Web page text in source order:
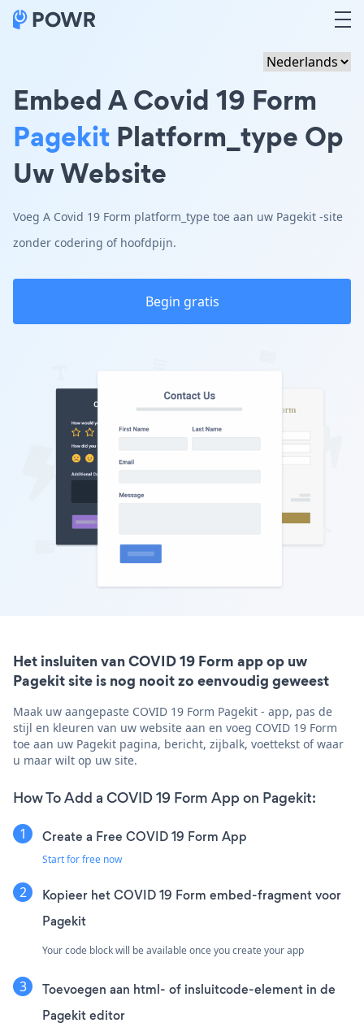
Embed A Covid 19 Form
Pagekit Platform_type Op
Uw Website
Voeg A Covid 19 Form platform_type toe aan uw Pagekit -site
zonder codering of hoofdpijn.
Begin gratis
Het insluiten van COVID 19 Form app op uw
Pagekit site is nog nooit zo eenvoudig geweest
Maak uw aangepaste COVID 19 Form Pagekit - app, pas de
stijl en kleuren van uw website aan en voeg COVID 19 Form
toe aan uw Pagekit pagina, bericht, zijbalk, voettekst of waar
u maar wilt op uw site.
How To Add a COVID 19 Form App on Pagekit:
Create a Free COVID 19 Form App
Start for free now
Kopieer het COVID 19 Form embed-fragment voor
Pagekit
Your code block will be available once you create your app
Toevoegen aan html- of insluitcode-element in de
Pagekit editor